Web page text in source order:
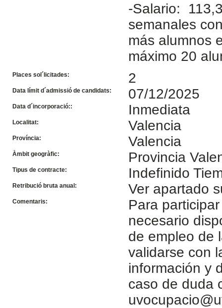
-Salario:
semanales
más alumnos
máximo 20
Places sol´licitades: 2
Data límit d´admissió de candidats: 07/12/2025
Data d´incorporació:: Inmediata
Localitat: Valencia
Província: Valencia
Àmbit geogràfic: Provincia
Tipus de contracte: Indefinido
Retribució bruta anual: Ver apartado
Comentaris:
Para
necesario
de empleo de
validarse con
información y
caso de duda